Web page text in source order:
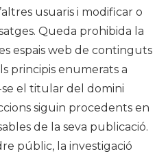
usuaris i modificar o
Queda prohibida la
espais web de continguts
principis enumerats a
el titular del domini
siguin procedents en
de la seva publicació.
públic, la investigació